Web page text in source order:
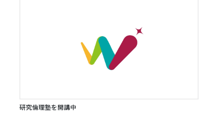
研究倫理塾を開講中